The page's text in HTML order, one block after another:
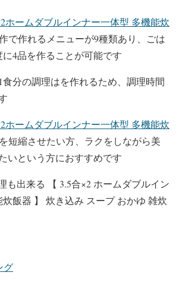
ホームダブルインナー一体型 多機能炊
で作れるメニューが9種類あり、ごは
4品を作ることが可能です
分の調理はを作れるため、調理時間
ホームダブルインナー一体型 多機能炊
短縮させたい方、ラクをしながら美
いという方におすすめです
も出来る 【 3.5合×2 ホームダブルイン
飯器 】 炊き込み スープ おかゆ 雑炊
グ